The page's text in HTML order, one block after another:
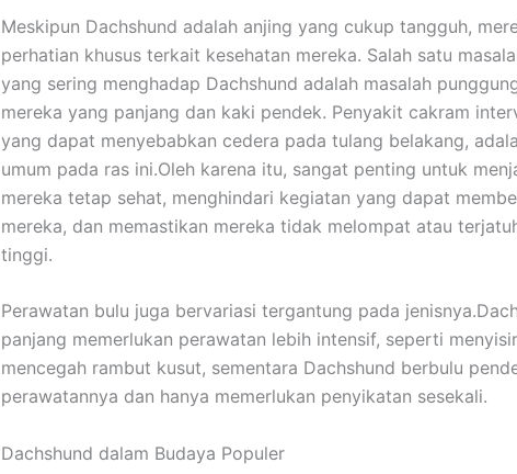
Meskipun Dachshund adalah anjing yang cukup tangguh,
perhatian khusus terkait kesehatan mereka. Salah satu
yang sering menghadap Dachshund adalah masalah
mereka yang panjang dan kaki pendek. Penyakit cakram
yang dapat menyebabkan cedera pada tulang belakang,
umum pada ras ini.Oleh karena itu, sangat penting untuk
mereka tetap sehat, menghindari kegiatan yang dapat
mereka, dan memastikan mereka tidak melompat atau
tinggi.
Perawatan bulu juga bervariasi tergantung pada jenisnya.
panjang memerlukan perawatan lebih intensif, seperti
mencegah rambut kusut, sementara Dachshund berbulu
perawatannya dan hanya memerlukan penyikatan sesekali.
Dachshund dalam Budaya Populer